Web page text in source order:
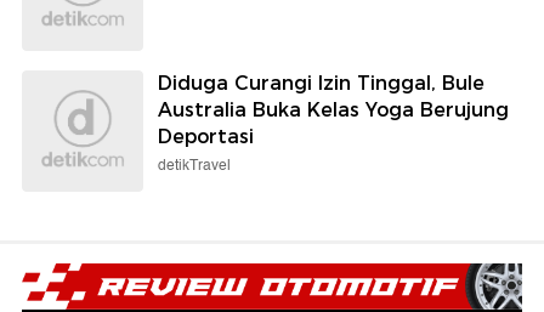
Diduga Curangi Izin Tinggal, Bule
Australia Buka Kelas Yoga Berujung
Deportasi
detikTravel